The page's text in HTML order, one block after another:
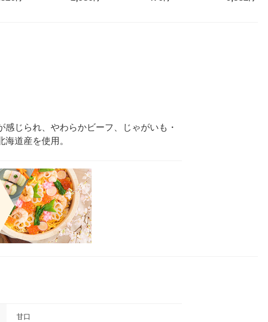
じられ、やわらかビーフ、じゃがいも・
道産を使用。
甘口